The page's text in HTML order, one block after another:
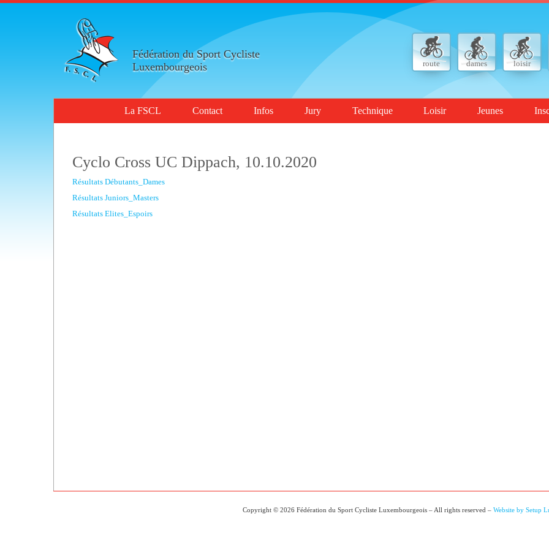
Fédération du Sport Cycliste
Luxembourgeois
route dames loisir
La FSCL Contact Infos Jury Technique Loisir Jeunes
Cyclo Cross UC Dippach, 10.10.2020
Résultats Débutants_Dames
Résultats Juniors_Masters
Résultats Elites_Espoirs
Copyright © 2026 Fédération du Sport Cycliste Luxembourgeois – All rights reserved – Website by Setup